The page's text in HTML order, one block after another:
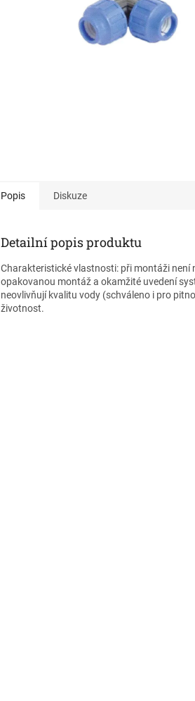
Popis Diskuze
Detailní popis produktu
Charakteristické vlastnosti: při montáži
opakovanou montáž a okamžité uvedení
neovlivňují kvalitu vody (schváleno i pro
životnost.